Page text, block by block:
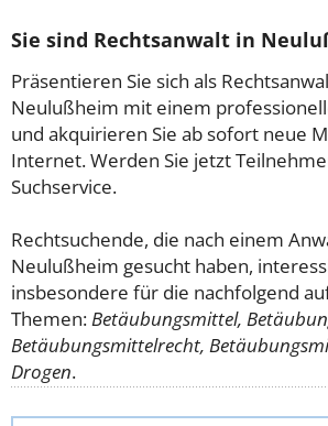
Sie sind Rechtsanwalt in
Präsentieren Sie sich als
Neulußheim mit einem
und akquirieren Sie ab sofort neue
Internet. Werden Sie jetzt
Suchservice.
Rechtsuchende, die nach einem
Neulußheim gesucht haben,
insbesondere für die nachfolgend
Themen: Betäubungsmittel,
Betäubungsmittelrecht,
Drogen.